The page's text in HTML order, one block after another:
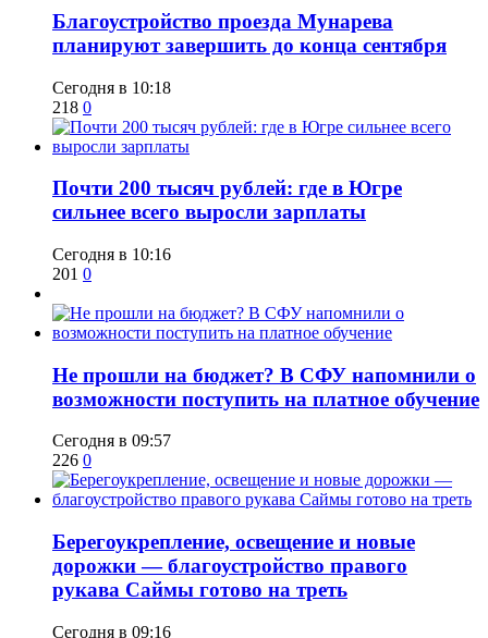
Благоустройство проезда Мунарева
планируют завершить до конца сентября
Сегодня в 10:18
218 0
​Почти 200 тысяч рублей: где в Югре
сильнее всего выросли зарплаты
Сегодня в 10:16
201 0
Не прошли на бюджет? В СФУ напомнили о
возможности поступить на платное обучение
Сегодня в 09:57
226 0
Берегоукрепление, освещение и новые
дорожки — благоустройство правого
рукава Саймы готово на треть
Сегодня в 09:16